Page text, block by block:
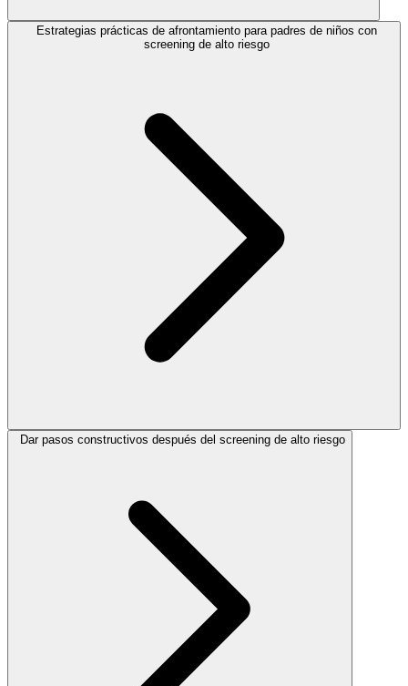
Estrategias prácticas de afrontamiento para padres de niños con
screening de alto riesgo
Dar pasos constructivos después del screening de alto riesgo